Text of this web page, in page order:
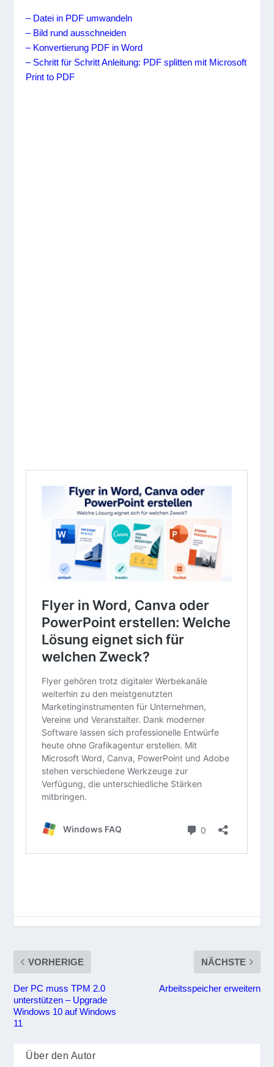
– Datei in PDF umwandeln
– Bild rund ausschneiden
– Konvertierung PDF in Word
– Schritt für Schritt Anleitung: PDF splitten mit Microsoft
Print to PDF
VORHERIGE
Der PC muss TPM 2.0
unterstützen – Upgrade
Windows 10 auf Windows
11
NÄCHSTE
Arbeitsspeicher erweitern
Über den Autor